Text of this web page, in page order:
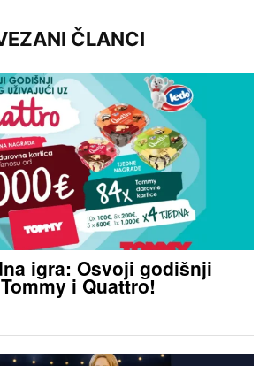
ČLANCI
igra: Osvoji godišnji
i Quattro!